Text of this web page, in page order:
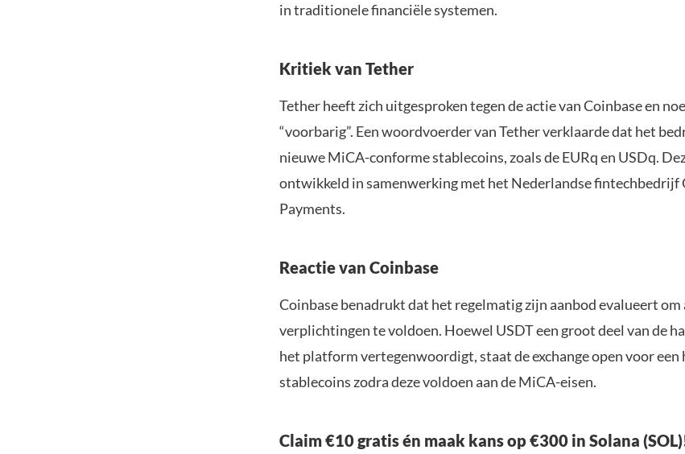
in traditionele financiële systemen.
Kritiek van Tether
Tether heeft zich uitgesproken tegen de actie van Coinbase en
“voorbarig”. Een woordvoerder van Tether verklaarde dat het
nieuwe MiCA-conforme stablecoins, zoals de EURq en USDq.
ontwikkeld in samenwerking met het Nederlandse fintechbedrijf
Payments.
Reactie van Coinbase
Coinbase benadrukt dat het regelmatig zijn aanbod evalueert
verplichtingen te voldoen. Hoewel USDT een groot deel van de
het platform vertegenwoordigt, staat de exchange open voor
stablecoins zodra deze voldoen aan de MiCA-eisen.
Claim €10 gratis én maak kans op €300 in Solana